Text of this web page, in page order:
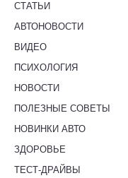
СТАТЬИ
АВТОНОВОСТИ
ВИДЕО
ПСИХОЛОГИЯ
НОВОСТИ
ПОЛЕЗНЫЕ СОВЕТЫ
НОВИНКИ АВТО
ЗДОРОВЬЕ
ТЕСТ-ДРАЙВЫ